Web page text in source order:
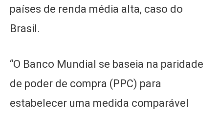
países de renda média alta, caso do
Brasil.
“O Banco Mundial se baseia na paridade
de poder de compra (PPC) para
estabelecer uma medida comparável